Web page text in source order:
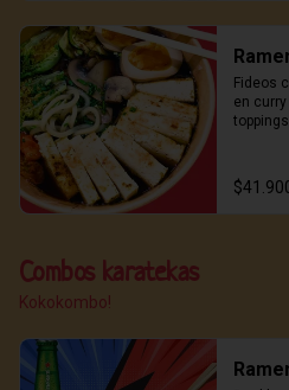
Fideos
en
Combos karatekas
Kokokombo!